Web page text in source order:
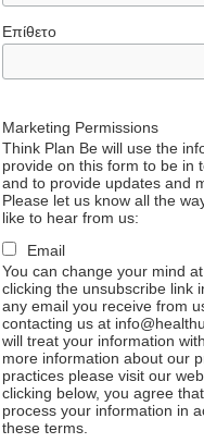
Επίθετο
Marketing Permissions
Think Plan Be will use the
provide on this form to be in
and to provide updates and
Please let us know all the
like to hear from us:
Email
You can change your mind
clicking the unsubscribe link
any email you receive from
contacting us at
will treat your information
more information about our
practices please visit our
clicking below, you agree
process your information in
these terms.